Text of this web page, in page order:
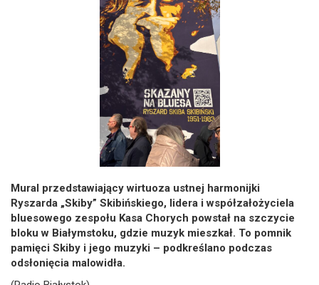
Mural przedstawiający wirtuoza ustnej harmonijki
Ryszarda „Skiby” Skibińskiego, lidera i współzałożyciela
bluesowego zespołu Kasa Chorych powstał na szczycie
bloku w Białymstoku, gdzie muzyk mieszkał. To pomnik
pamięci Skiby i jego muzyki – podkreślano podczas
odsłonięcia malowidła.